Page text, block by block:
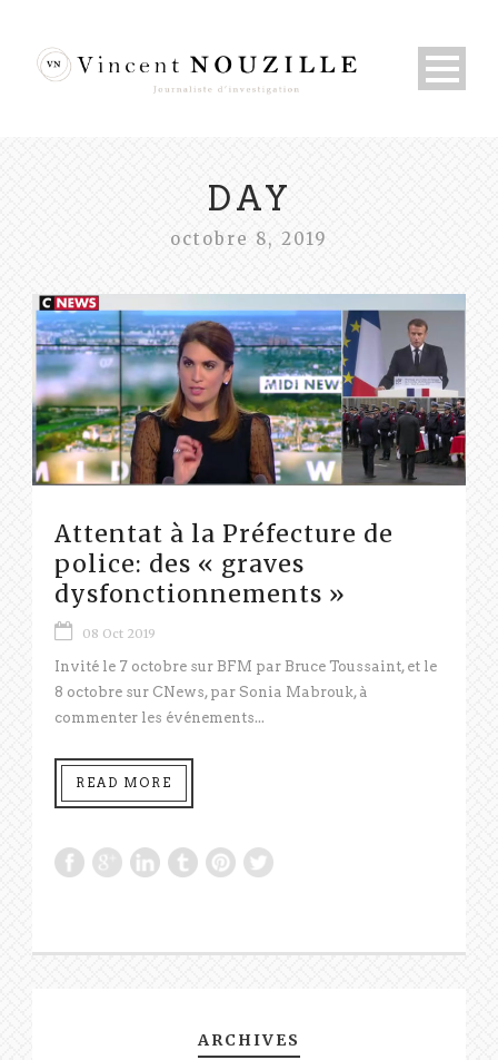
DAY
octobre 8, 2019
Attentat à la Préfecture de
police: des « graves
dysfonctionnements »
08 Oct 2019
Invité le 7 octobre sur BFM par Bruce Toussaint, et le
8 octobre sur CNews, par Sonia Mabrouk, à
commenter les événements...
READ MORE
ARCHIVES